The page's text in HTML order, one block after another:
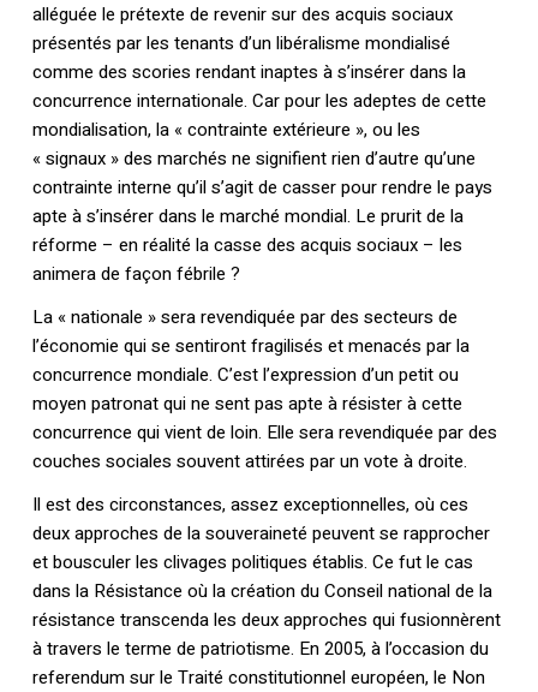
alléguée le prétexte de revenir sur des acquis sociaux
présentés par les tenants d’un libéralisme mondialisé
comme des scories rendant inaptes à s’insérer dans la
concurrence internationale. Car pour les adeptes de cette
mondialisation, la « contrainte extérieure », ou les
« signaux » des marchés ne signifient rien d’autre qu’une
contrainte interne qu’il s’agit de casser pour rendre le pays
apte à s’insérer dans le marché mondial. Le prurit de la
réforme – en réalité la casse des acquis sociaux – les
animera de façon fébrile ?
La « nationale » sera revendiquée par des secteurs de
l’économie qui se sentiront fragilisés et menacés par la
concurrence mondiale. C’est l’expression d’un petit ou
moyen patronat qui ne sent pas apte à résister à cette
concurrence qui vient de loin. Elle sera revendiquée par des
couches sociales souvent attirées par un vote à droite.
Il est des circonstances, assez exceptionnelles, où ces
deux approches de la souveraineté peuvent se rapprocher
et bousculer les clivages politiques établis. Ce fut le cas
dans la Résistance où la création du Conseil national de la
résistance transcenda les deux approches qui fusionnèrent
à travers le terme de patriotisme. En 2005, à l’occasion du
referendum sur le Traité constitutionnel européen, le Non